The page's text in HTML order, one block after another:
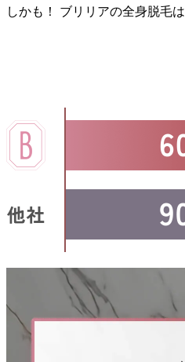
しかも！ ブリリアの全身脱毛は